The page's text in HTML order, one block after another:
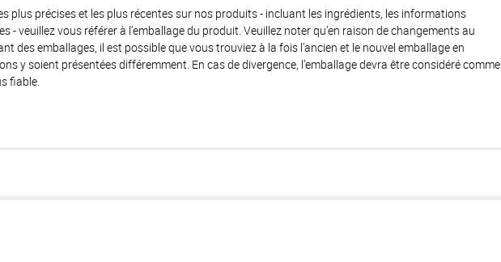
plus précises et les plus récentes sur nos produits - incluant les ingrédients, les informations
- veuillez vous référer à l’emballage du produit. Veuillez noter qu’en raison de changements au
des emballages, il est possible que vous trouviez à la fois l’ancien et le nouvel emballage en
y soient présentées différemment. En cas de divergence, l’emballage devra être considéré comme
fiable.